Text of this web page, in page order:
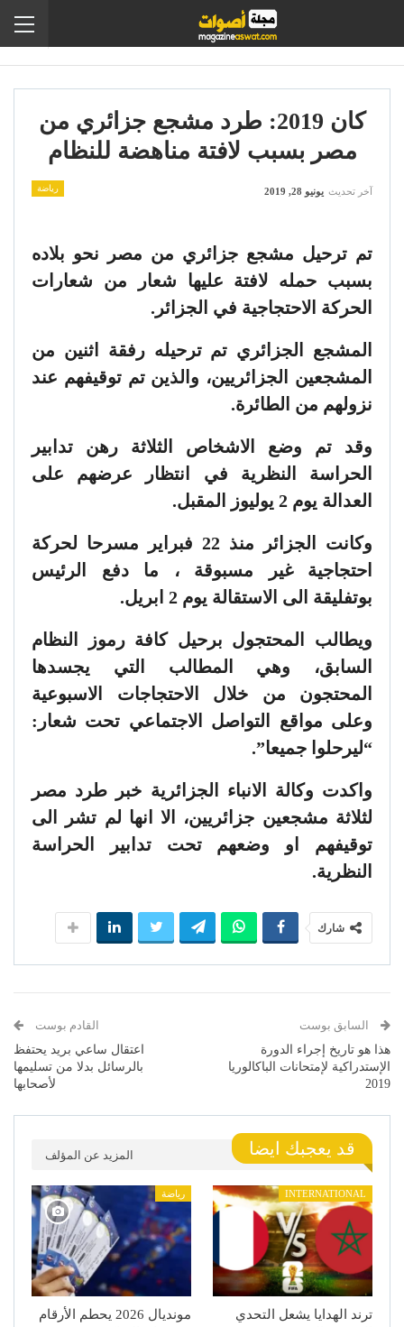
كان 2019: طرد مشجع جزائري من
مصر بسبب لافتة مناهضة للنظام
رياضة آخر تحديث يونيو 28, 2019
تم ترحيل مشجع جزائري من مصر نحو بلاده
بسبب حمله لافتة عليها شعار من شعارات
الحركة الاحتجاجية في الجزائر.
المشجع الجزائري تم ترحيله رفقة اثنين من
المشجعين الجزائريين، والذين تم توقيفهم عند
نزولهم من الطائرة.
وقد تم وضع الاشخاص الثلاثة رهن تدابير
الحراسة النظرية في انتظار عرضهم على
العدالة يوم 2 يوليوز المقبل.
وكانت الجزائر منذ 22 فبراير مسرحا لحركة
احتجاجية غير مسبوقة ، ما دفع الرئيس
بوتفليقة الى الاستقالة يوم 2 ابريل.
ويطالب المحتجول برحيل كافة رموز النظام
السابق، وهي المطالب التي يجسدها
المحتجون من خلال الاحتجاجات الاسبوعية
وعلى مواقع التواصل الاجتماعي تحت شعار:
“ليرحلوا جميعا”.
واكدت وكالة الانباء الجزائرية خبر طرد مصر
لثلاثة مشجعين جزائريين، الا انها لم تشر الى
توقيفهم او وضعهم تحت تدابير الحراسة
النظرية.
شارك
السابق بوست
هذا هو تاريخ إجراء الدورة
الإستدراكية لإمتحانات الباكالوريا
2019
القادم بوست
اعتقال ساعي بريد يحتفظ
بالرسائل بدلا من تسليمها
لأصحابها
قد يعجبك ايضا المزيد عن المؤلف
INTERNATIONAL
ترند الهدايا يشعل التحدي
رياضة
مونديال 2026 يحطم الأرقام